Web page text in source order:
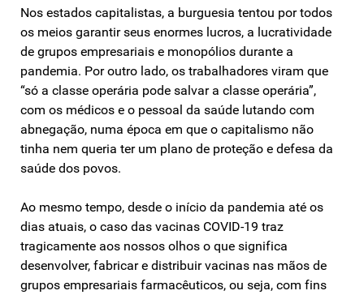
Nos estados capitalistas, a burguesia tentou por todos
os meios garantir seus enormes lucros, a lucratividade
de grupos empresariais e monopólios durante a
pandemia. Por outro lado, os trabalhadores viram que
“só a classe operária pode salvar a classe operária”,
com os médicos e o pessoal da saúde lutando com
abnegação, numa época em que o capitalismo não
tinha nem queria ter um plano de proteção e defesa da
saúde dos povos.
Ao mesmo tempo, desde o início da pandemia até os
dias atuais, o caso das vacinas COVID-19 traz
tragicamente aos nossos olhos o que significa
desenvolver, fabricar e distribuir vacinas nas mãos de
grupos empresariais farmacêuticos, ou seja, com fins